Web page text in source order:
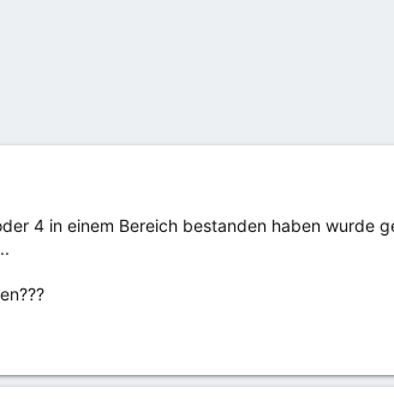
4 in einem Bereich bestanden haben wurde